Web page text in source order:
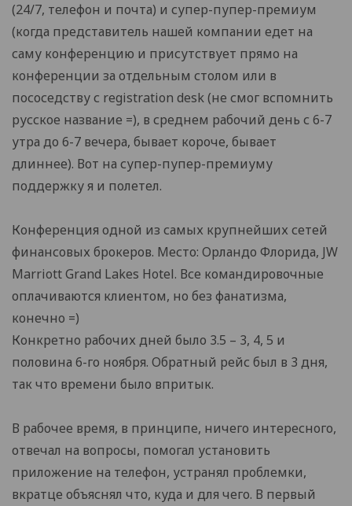
(24/7, телефон и почта) и супер-пупер-премиум
(когда представитель нашей компании едет на
саму конференцию и присутствует прямо на
конференции за отдельным столом или в
пососедству с registration desk (не смог вспомнить
русское название =), в среднем рабочий день с 6-7
утра до 6-7 вечера, бывает короче, бывает
длиннее). Вот на супер-пупер-премиуму
поддержку я и полетел.
Конференция одной из самых крупнейших сетей
финансовых брокеров. Место: Орландо Флорида, JW
Marriott Grand Lakes Hotel. Все командировочные
оплачиваются клиентом, но без фанатизма,
конечно =)
Конкретно рабочих дней было 3.5 – 3, 4, 5 и
половина 6-го ноября. Обратный рейс был в 3 дня,
так что времени было впритык.
В рабочее время, в принципе, ничего интересного,
отвечал на вопросы, помогал установить
приложение на телефон, устранял проблемки,
вкратце объяснял что, куда и для чего. В первый